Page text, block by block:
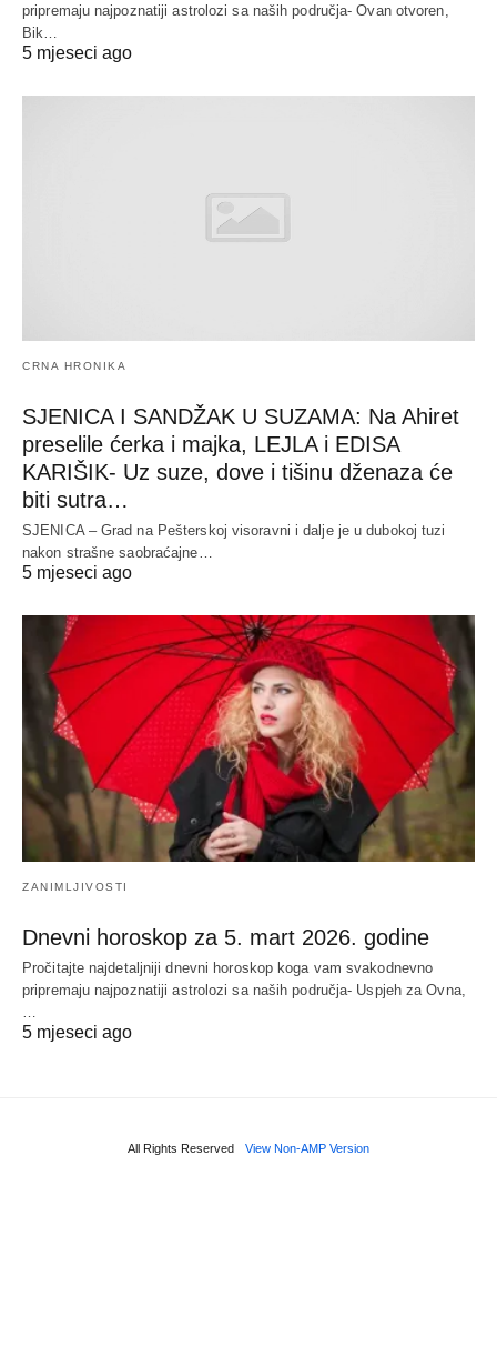
pripremaju najpoznatiji astrolozi sa naših područja- Ovan otvoren,
Bik…
5 mjeseci ago
CRNA HRONIKA
SJENICA I SANDŽAK U SUZAMA: Na Ahiret
preselile ćerka i majka, LEJLA i EDISA
KARIŠIK- Uz suze, dove i tišinu dženaza će
biti sutra…
SJENICA – Grad na Pešterskoj visoravni i dalje je u dubokoj tuzi
nakon strašne saobraćajne…
5 mjeseci ago
ZANIMLJIVOSTI
Dnevni horoskop za 5. mart 2026. godine
Pročitajte najdetaljniji dnevni horoskop koga vam svakodnevno
pripremaju najpoznatiji astrolozi sa naših područja- Uspjeh za Ovna,
…
5 mjeseci ago
All Rights Reserved View Non-AMP Version